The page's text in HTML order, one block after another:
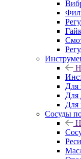
Для
Для
Для
Сосуды